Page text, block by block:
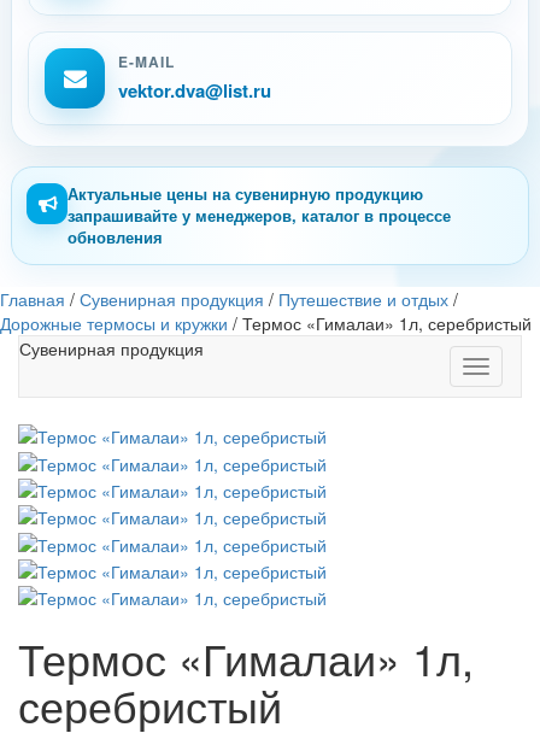
E-MAIL
vektor.dva@list.ru
Актуальные цены на сувенирную продукцию
запрашивайте у менеджеров, каталог в процессе
обновления
Главная / Сувенирная продукция / Путешествие и отдых /
Дорожные термосы и кружки / Термос «Гималаи» 1л, серебристый
Toggle
Сувенирная продукция
Термос «Гималаи» 1л,
серебристый